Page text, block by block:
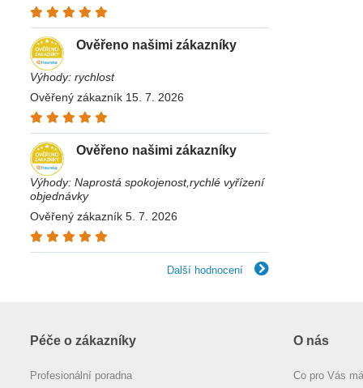
Ověřeno našimi zákazníky
Výhody: rychlost
Ověřený zákazník 15. 7. 2026
Ověřeno našimi zákazníky
Výhody: Naprostá spokojenost,rychlé vyřízení
objednávky
Ověřený zákazník 5. 7. 2026
Další hodnocení
Péče o zákazníky
Profesionální poradna
O nás
Co pro Vás